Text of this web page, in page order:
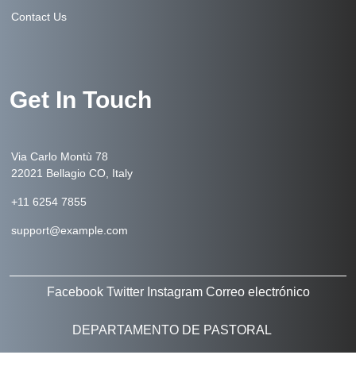
Contact Us
Get In Touch
Via Carlo Montù 78
22021 Bellagio CO, Italy
+11 6254 7855
support@example.com
Facebook Twitter Instagram Correo electrónico
DEPARTAMENTO DE PASTORAL